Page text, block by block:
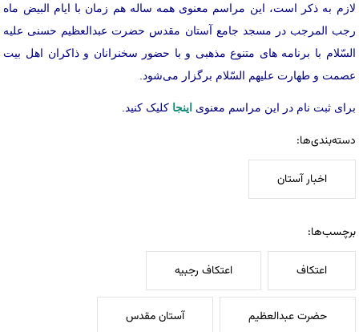
لازم به ذکر است، این مراسم معنوی همه ساله هم زمان با ایام البیض ماه
رجب المرجب در مسجد جامع آستان مقدس حضرت عبدالعظیم حسنی علیه
السّلام با برنامه های متنوع مذهبی و با حضور سخنرانان و ذاکران اهل بیت
عصمت و طهارت علیهم السّلام برگزار می‌شود.
برای ثبت نام در این مراسم معنوی اینجا کلیک کنید.
دسته‌بندی‌ها:
اخبار آستان
برچسب‌ها:
اعتکاف اعتکاف رجبیه
حضرت عبدالعظیم آستان مقدس